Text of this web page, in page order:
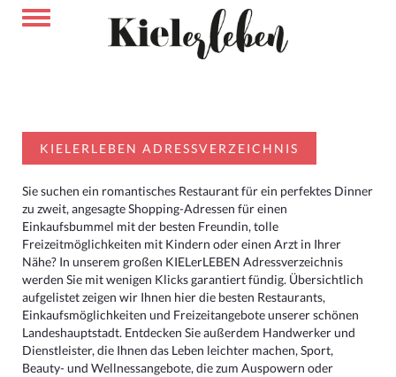
KIELERLEBEN ADRESSVERZEICHNIS
Sie suchen ein romantisches Restaurant für ein perfektes Dinner
zu zweit, angesagte Shopping-Adressen für einen
Einkaufsbummel mit der besten Freundin, tolle
Freizeitmöglichkeiten mit Kindern oder einen Arzt in Ihrer
Nähe? In unserem großen KIELerLEBEN Adressverzeichnis
werden Sie mit wenigen Klicks garantiert fündig. Übersichtlich
aufgelistet zeigen wir Ihnen hier die besten Restaurants,
Einkaufsmöglichkeiten und Freizeitangebote unserer schönen
Landeshauptstadt. Entdecken Sie außerdem Handwerker und
Dienstleister, die Ihnen das Leben leichter machen, Sport,
Beauty- und Wellnessangebote, die zum Auspowern oder